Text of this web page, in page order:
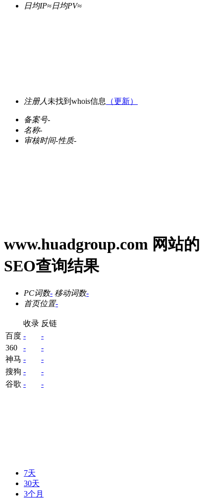
日均IP≈日均PV≈
注册人 未找到whois信息 （更新）
备案号-
名称-
审核时间-性质-
www.huadgroup.com 网站的
SEO查询结果
PC词数- 移动词数-
首页位置-
收录 反链
百度 -
-
360
-
-
神马 -
-
搜狗 -
-
谷歌 - -
7天
30天
3个月